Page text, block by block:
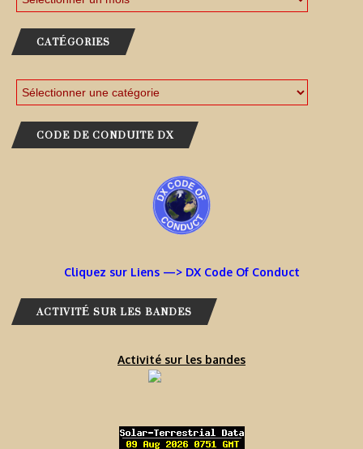
CATÉGORIES
CODE DE CONDUITE DX
Cliquez sur Liens —> DX Code Of Conduct
ACTIVITÉ SUR LES BANDES
Activité sur les bandes